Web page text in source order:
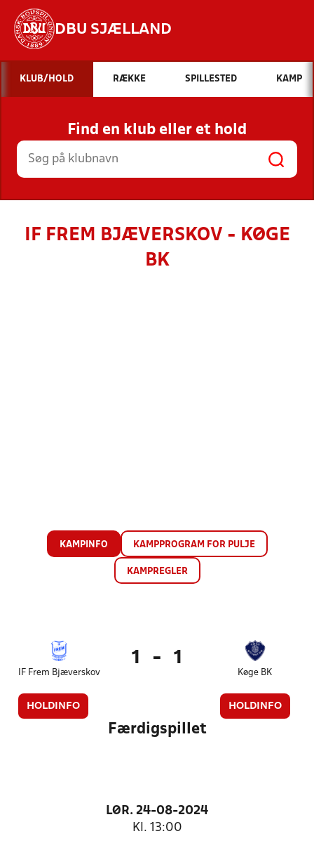
DBU SJÆLLAND
Hvad vil du søge efter?
INDHOLD OG NYHEDER
STILLINGER, RESULTATER, KLUBBER OG
HOLD
KLUB/HOLD RÆKKE SPILLESTED KAMP
Find en klub eller et hold
IF FREM BJÆVERSKOV - KØGE
BK
KAMPINFO KAMPPROGRAM FOR PULJE
KAMPREGLER
IF Frem Bjæverskov
HOLDINFO
1 - 1
Køge BK
HOLDINFO
Færdigspillet
LØR. 24-08-2024
Kl. 13:00